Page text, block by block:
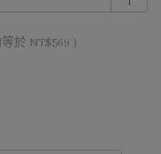
於 NT$569 )